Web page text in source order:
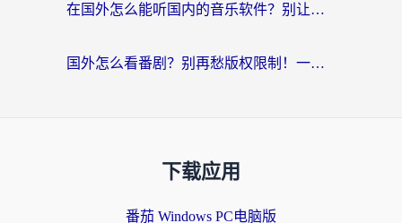
在国外怎么能听国内的音乐软件？别让版权限制断了你的“中文歌单”
国外怎么看番剧？别再愁版权限制！一个工具解决所有回国追剧难题
下载应用
番茄 Windows PC电脑版